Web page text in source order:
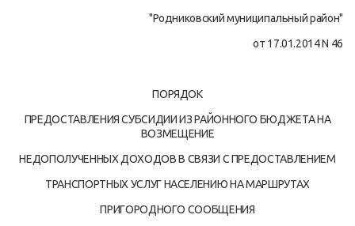
"Родниковский муниципальный район"
от 17.01.2014 N 46
ПОРЯДОК
ПРЕДОСТАВЛЕНИЯ СУБСИДИИ ИЗ РАЙОННОГО БЮДЖЕТА НА
ВОЗМЕЩЕНИЕ
НЕДОПОЛУЧЕННЫХ ДОХОДОВ В СВЯЗИ С ПРЕДОСТАВЛЕНИЕМ
ТРАНСПОРТНЫХ УСЛУГ НАСЕЛЕНИЮ НА МАРШРУТАХ
ПРИГОРОДНОГО СООБЩЕНИЯ